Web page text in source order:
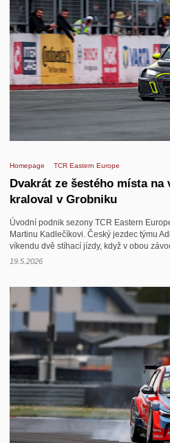
Homepage TCR Eastern Europe
Dvakrát ze šestého místa na
kraloval v Grobniku
Úvodní podnik sezony TCR Eastern
Martinu Kadlečíkovi. Český jezdec týmu
víkendu dvě stíhací jízdy, když v obou
19.5.2026